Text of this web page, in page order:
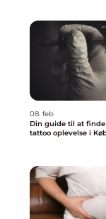
08. feb
Din guide til at
tattoo oplevelse i